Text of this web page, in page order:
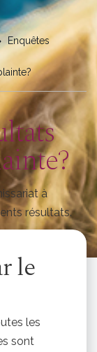
Enquêtes
à
résultats.
le
les
sont